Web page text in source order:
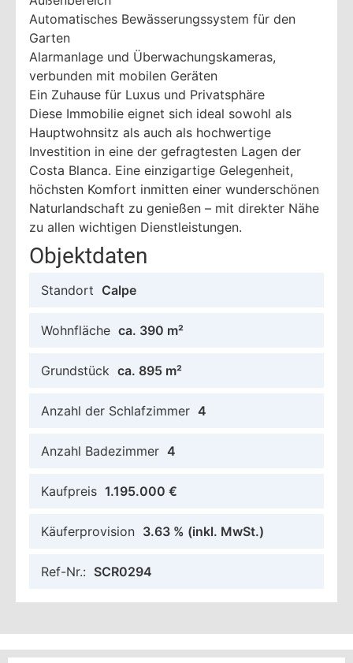
Automatisches Bewässerungssystem für den
Garten
Alarmanlage und Überwachungskameras,
verbunden mit mobilen Geräten
Ein Zuhause für Luxus und Privatsphäre
Diese Immobilie eignet sich ideal sowohl als
Hauptwohnsitz als auch als hochwertige
Investition in eine der gefragtesten Lagen der
Costa Blanca. Eine einzigartige Gelegenheit,
höchsten Komfort inmitten einer wunderschönen
Naturlandschaft zu genießen – mit direkter Nähe
zu allen wichtigen Dienstleistungen.
Objektdaten
Standort Calpe
Wohnfläche ca. 390 m²
Grundstück ca. 895 m²
Anzahl der Schlafzimmer 4
Anzahl Badezimmer 4
Kaufpreis 1.195.000 €
Käuferprovision 3.63 % (inkl. MwSt.)
Ref-Nr.: SCR0294